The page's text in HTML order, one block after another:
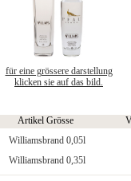
für eine grössere darstellung
klicken sie auf das bild.
Artikel Grösse
Williamsbrand 0,05l
Williamsbrand 0,35l